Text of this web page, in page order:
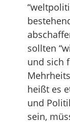
sollten
und sich
heißt es
und
sein,